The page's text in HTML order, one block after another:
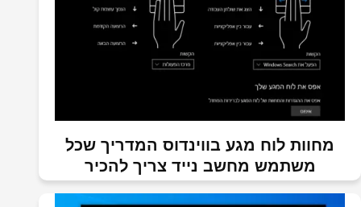
מחוות לוח מגע בווינדוס המדריך שכל
משתמש מחשב נייד צריך להכיר